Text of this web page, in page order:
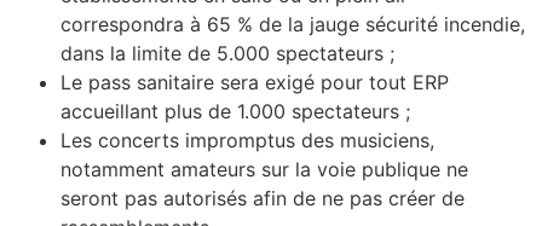
correspondra à 65 % de la jauge sécurité incendie,
dans la limite de 5.000 spectateurs ;
Le pass sanitaire sera exigé pour tout ERP
accueillant plus de 1.000 spectateurs ;
Les concerts impromptus des musiciens,
notamment amateurs sur la voie publique ne
seront pas autorisés afin de ne pas créer de